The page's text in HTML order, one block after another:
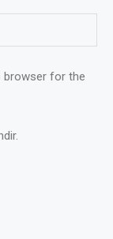
browser for the